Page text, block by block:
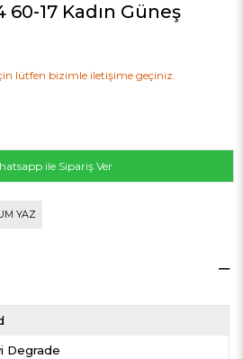
17 Kadın Güneş
lütfen bizimle iletişime geçiniz.
ile Sipariş Ver
YAZ
Degrade